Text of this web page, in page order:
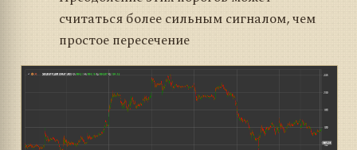
считаться более сильным сигналом, чем
простое пересечение